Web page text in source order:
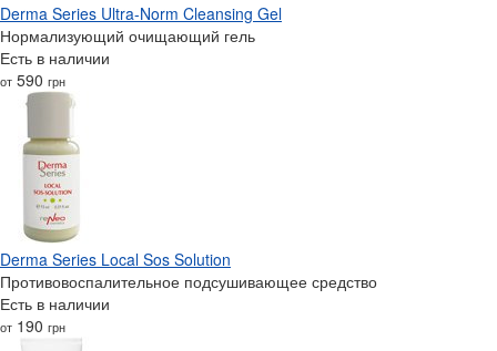
Derma Series Ultra-Norm Cleansing Gel
Нормализующий очищающий гель
Есть в наличии
от 590 грн
Derma Series Local Sos Solution
Противовоспалительное подсушивающее средство
Есть в наличии
от 190 грн